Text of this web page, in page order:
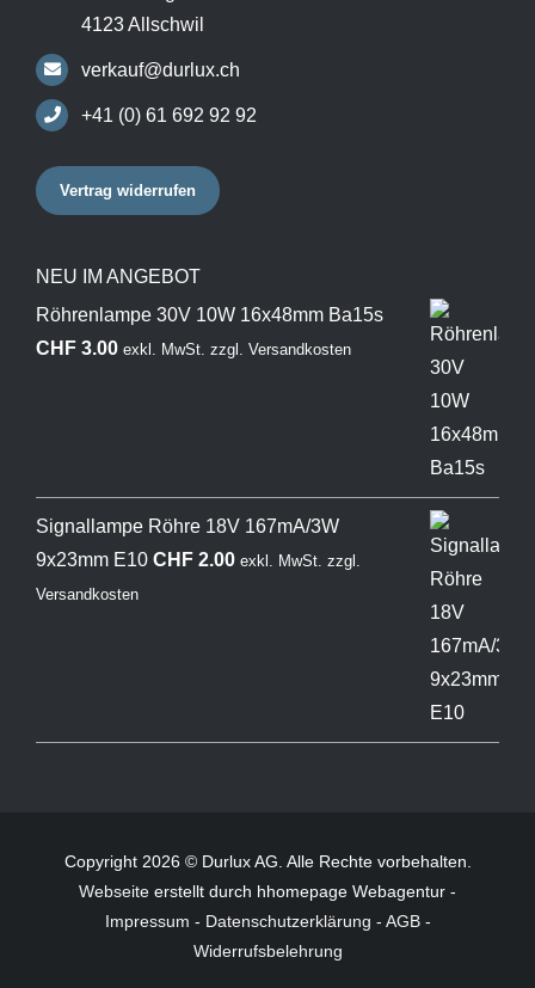
4123 Allschwil
verkauf@durlux.ch
+41 (0) 61 692 92 92
Vertrag widerrufen
NEU IM ANGEBOT
Röhrenlampe 30V 10W 16x48mm Ba15s
CHF3.00 exkl. MwSt. zzgl. Versandkosten
Signallampe Röhre 18V 167mA/3W
9x23mm E10 CHF2.00 exkl. MwSt. zzgl.
Versandkosten
Copyright 2026 © Durlux AG. Alle Rechte vorbehalten.
Webseite erstellt durch hhomepage Webagentur -
Impressum - Datenschutzerklärung - AGB-
Widerrufsbelehrung